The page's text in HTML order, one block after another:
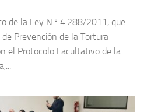
de la Ley N.º 4.288/2011, que
Prevención de la Tortura
el Protocolo Facultativo de la